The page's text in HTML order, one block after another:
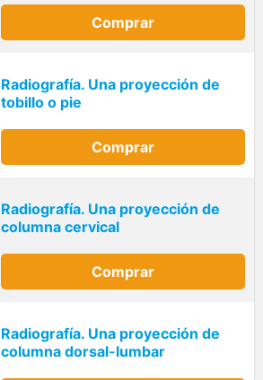
Comprar
Radiografía. Una proyección de
tobillo o pie
Comprar
Radiografía. Una proyección de
columna cervical
Comprar
Radiografía. Una proyección de
columna dorsal-lumbar